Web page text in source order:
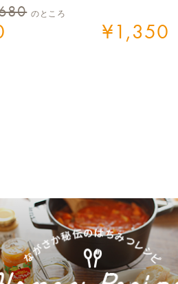
のところ
¥1,350